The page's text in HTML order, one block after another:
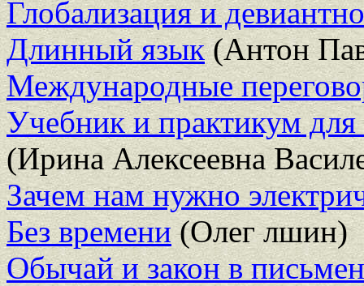
Глобализация и
Длинный язык(Антон
Международные
Учебник и практикум для
(Ирина Алексеевна
Зачем нам нужно
Без времени(Олег лшин)
Обычай и закон в